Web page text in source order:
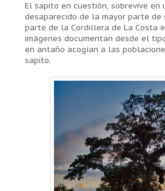
El sapito en cuestión, sobrevive en
desaparecido de la mayor parte
parte de la Cordillera de La Costa
imágenes documentan desde el
en antaño acogían a las
sapito.